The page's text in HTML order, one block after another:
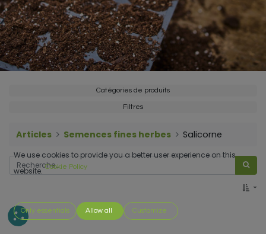
Catégories de produits
Filtres
Articles Semences fines herbes Salicorne
We use cookies to provide you a better user experience on this
website. Cookie Policy
Only essentials Allow all Customize